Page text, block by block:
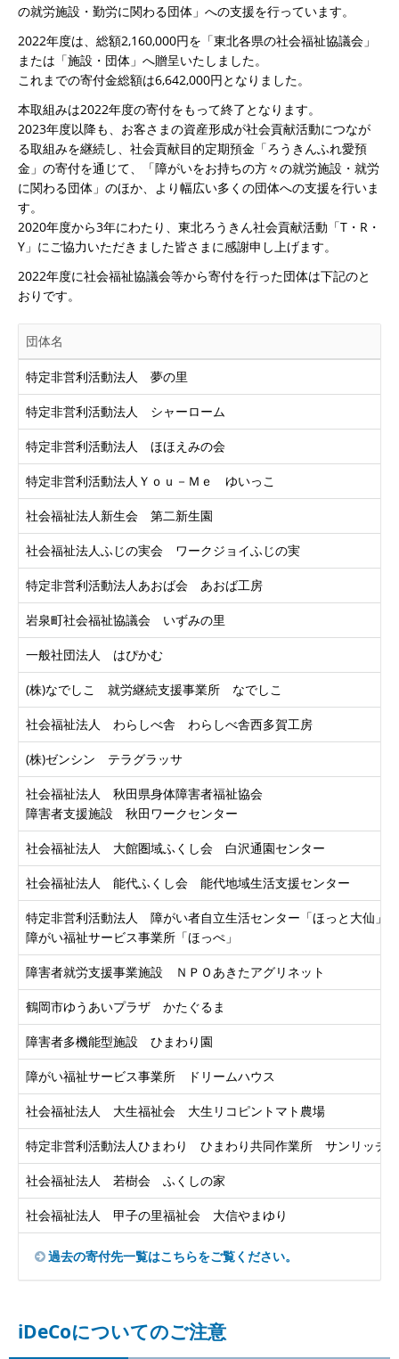
の就労施設・勤労に関わる団体」への支援を行っています。
2022年度は、総額2,160,000円を「東北各県の社会福祉協議会」
または「施設・団体」へ贈呈いたしました。
これまでの寄付金総額は6,642,000円となりました。
本取組みは2022年度の寄付をもって終了となります。
2023年度以降も、お客さまの資産形成が社会貢献活動につなが
る取組みを継続し、社会貢献目的定期預金「ろうきんふれ愛預
金」の寄付を通じて、「障がいをお持ちの方々の就労施設・就労
に関わる団体」のほか、より幅広い多くの団体への支援を行いま
す。
2020年度から3年にわたり、東北ろうきん社会貢献活動「T・R・
Y」にご協力いただきました皆さまに感謝申し上げます。
2022年度に社会福祉協議会等から寄付を行った団体は下記のと
おりです。
団体名
特定非営利活動法人 夢の里
特定非営利活動法人 シャーローム
特定非営利活動法人 ほほえみの会
特定非営利活動法人Ｙｏｕ－Ｍｅ ゆいっこ
社会福祉法人新生会 第二新生園
社会福祉法人ふじの実会 ワークジョイふじの実
特定非営利活動法人あおば会 あおば工房
岩泉町社会福祉協議会 いずみの里
一般社団法人 はぴかむ
(株)なでしこ 就労継続支援事業所 なでしこ
社会福祉法人 わらしべ舎 わらしべ舎西多賀工房
(株)ゼンシン テラグラッサ
社会福祉法人 秋田県身体障害者福祉協会
障害者支援施設 秋田ワークセンター
社会福祉法人 大館圏域ふくし会 白沢通園センター
社会福祉法人 能代ふくし会 能代地域生活支援センター
特定非営利活動法人 障がい者自立生活センター「ほっと大仙」
障がい福祉サービス事業所「ほっぺ」
障害者就労支援事業施設 ＮＰＯあきたアグリネット
鶴岡市ゆうあいプラザ かたぐるま
障害者多機能型施設 ひまわり園
障がい福祉サービス事業所 ドリームハウス
社会福祉法人 大生福祉会 大生リコピントマト農場
特定非営利活動法人ひまわり ひまわり共同作業所 サンリッチ
社会福祉法人 若樹会 ふくしの家
社会福祉法人 甲子の里福祉会 大信やまゆり
過去の寄付先一覧はこちらをご覧ください。
iDeCoについてのご注意